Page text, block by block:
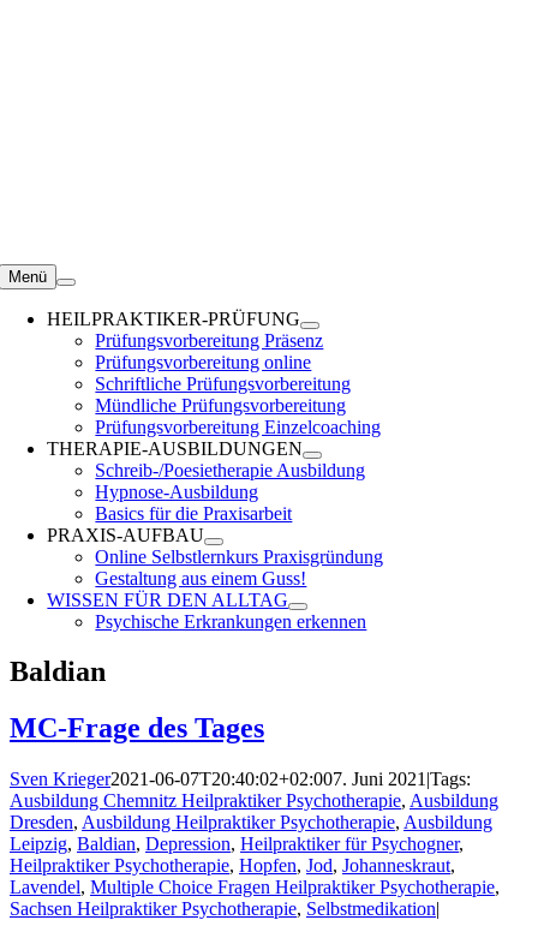
Menü
HEILPRAKTIKER-PRÜFUNG
Prüfungsvorbereitung Präsenz
Prüfungsvorbereitung online
Schriftliche Prüfungsvorbereitung
Mündliche Prüfungsvorbereitung
Prüfungsvorbereitung Einzelcoaching
THERAPIE-AUSBILDUNGEN
Schreib-/Poesietherapie Ausbildung
Hypnose-Ausbildung
Basics für die Praxisarbeit
PRAXIS-AUFBAU
Online Selbstlernkurs Praxisgründung
Gestaltung aus einem Guss!
WISSEN FÜR DEN ALLTAG
Psychische Erkrankungen erkennen
Baldian
MC-Frage des Tages
Sven Krieger2021-06-07T20:40:02+02:007. Juni 2021 |Tags:
Ausbildung Chemnitz Heilpraktiker Psychotherapie, Ausbildung
Dresden, Ausbildung Heilpraktiker Psychotherapie, Ausbildung
Leipzig, Baldian, Depression, Heilpraktiker für Psychogner,
Heilpraktiker Psychotherapie, Hopfen, Jod, Johanneskraut,
Lavendel, Multiple Choice Fragen Heilpraktiker Psychotherapie,
Sachsen Heilpraktiker Psychotherapie, Selbstmedikation|